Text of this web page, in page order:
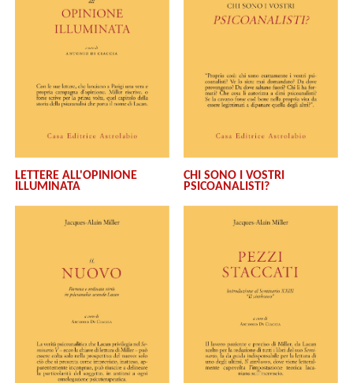
LETTERE ALL'OPINIONE
ILLUMINATA
CHI SONO I VOSTRI
PSICOANALISTI?